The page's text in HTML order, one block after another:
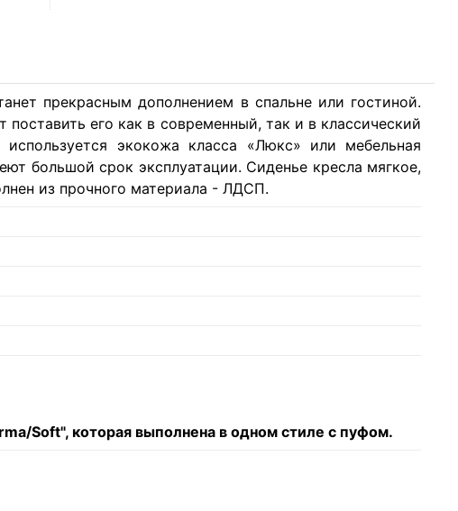
прекрасным дополнением в спальне или гостиной.
его как в современный, так и в классический
экокожа класса «Люкс» или мебельная
большой срок эксплуатации. Сиденье кресла мягкое,
из прочного материала - ЛДСП.
Soft", которая выполнена в одном стиле с пуфом.